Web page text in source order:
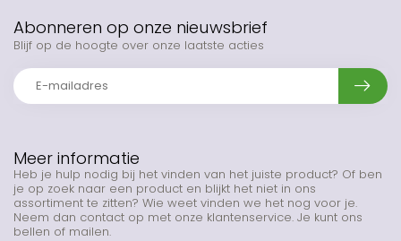
Meer informatie
Heb je hulp nodig bij het vinden van het juiste product? Of ben
je op zoek naar een product en blijkt het niet in ons
assortiment te zitten? Wie weet vinden we het nog voor je.
Neem dan contact op met onze klantenservice. Je kunt ons
bellen of mailen.
Abonneren op onze nieuwsbrief
Blijf op de hoogte over onze laatste acties